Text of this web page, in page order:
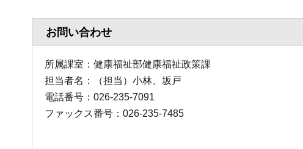
お問い合わせ
所属課室：健康福祉部健康福祉政策課
担当者名：（担当）小林、坂戸
電話番号：026-235-7091
ファックス番号：026-235-7485